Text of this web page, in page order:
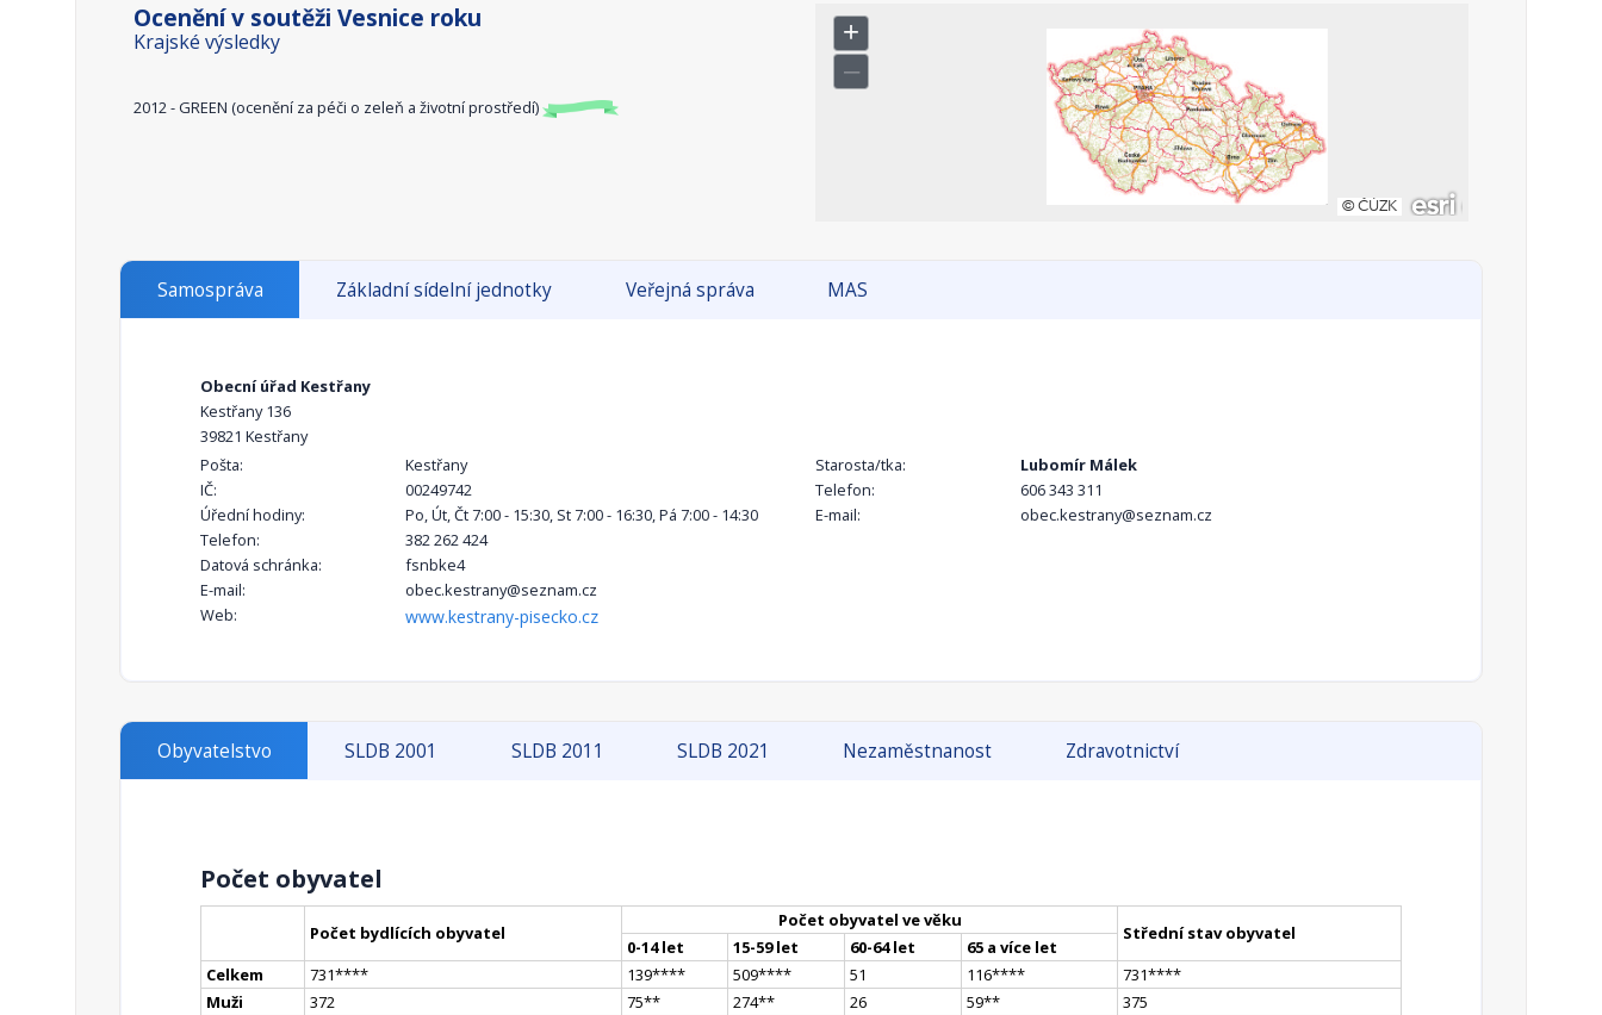
Ocenění v soutěži Vesnice roku
Krajské výsledky
2012 - GREEN (ocenění za péči o zeleň a životní prostředí)
Samospráva Základní sídelní jednotky Veřejná správa MAS
Obecní úřad Kestřany
Kestřany 136
39821 Kestřany
Pošta:
Kestřany
IČ:
00249742
Úřední hodiny:
Po, Út, Čt 7:00 - 15:30, St 7:00 - 16:30, Pá 7:00 - 14:30
Telefon:
382 262 424
Datová schránka:
fsnbke4
E-mail:
obec.kestrany@seznam.cz
Web:
www.kestrany-pisecko.cz
Starosta/tka:
Lubomír Málek
Telefon:
606 343 311
E-mail:
obec.kestrany@seznam.cz
Obyvatelstvo SLDB 2001 SLDB 2011 SLDB 2021 Nezaměstnanost Zdravotnictví
Počet obyvatel
Počet bydlících obyvatel
Počet obyvatel ve věku
Střední stav obyvatel
0-14 let 15-59 let 60-64 let
65 a více let
Celkem
731**** 139**** 509**** 51 116**** 731****
Muži
372 75** 274** 26 59**
375